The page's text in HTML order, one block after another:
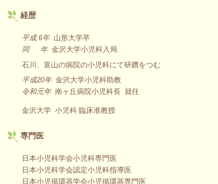
経歴
平成 6年 山形大学卒
同 年 金沢大学小児科入局
石川、富山の病院の小児科にて研鑽をつむ
平成20年 金沢大学小児科助教
令和元年 南ヶ丘病院小児科長 就任
金沢大学 小児科 臨床准教授
専門医
日本小児科学会小児科専門医
日本小児科学会認定小児科指導医
日本小児循環器学会小児循環器専門医